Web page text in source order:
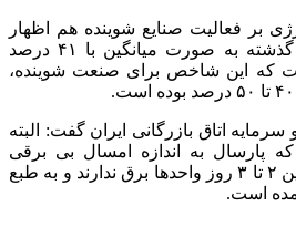
بر فعالیت صنایع شوینده هم اظهار
ایران سال گذشته به صورت میانگین با ۴۱ درصد
که این شاخص برای صنعت شوینده،
اتاق بازرگانی ایران گفت: البته
پارسال به اندازه امسال بی برقی
نداشتیم؛ در چند ماه اخیر بین ۲ تا ۳ روز واحدها برق ندارند و به طبع
است.